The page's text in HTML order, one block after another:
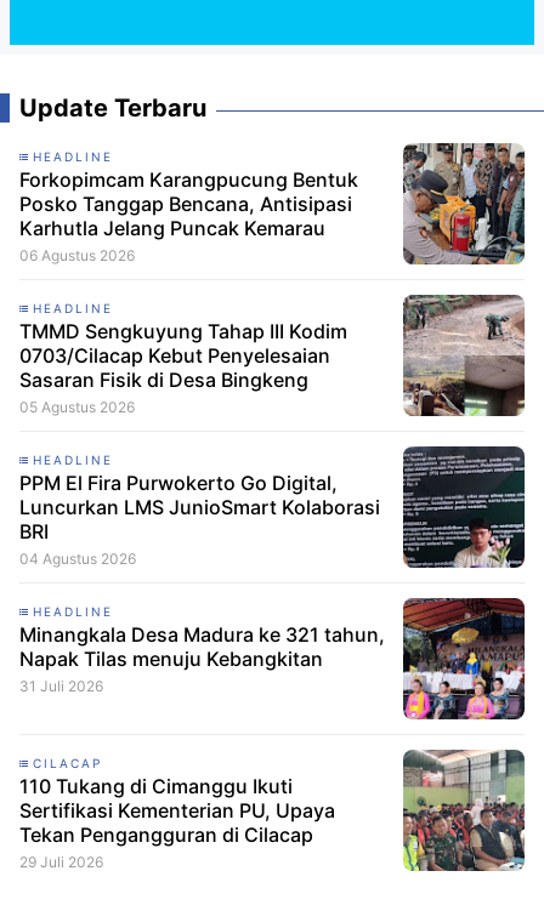
Update Terbaru
HEADLINE
Forkopimcam Karangpucung Bentuk
Posko Tanggap Bencana, Antisipasi
Karhutla Jelang Puncak Kemarau
06 Agustus 2026
HEADLINE
TMMD Sengkuyung Tahap III Kodim
0703/Cilacap Kebut Penyelesaian
Sasaran Fisik di Desa Bingkeng
05 Agustus 2026
HEADLINE
PPM El Fira Purwokerto Go Digital,
Luncurkan LMS JunioSmart Kolaborasi
BRI
04 Agustus 2026
HEADLINE
Minangkala Desa Madura ke 321 tahun,
Napak Tilas menuju Kebangkitan
31 Juli 2026
CILACAP
110 Tukang di Cimanggu Ikuti
Sertifikasi Kementerian PU, Upaya
Tekan Pengangguran di Cilacap
29 Juli 2026